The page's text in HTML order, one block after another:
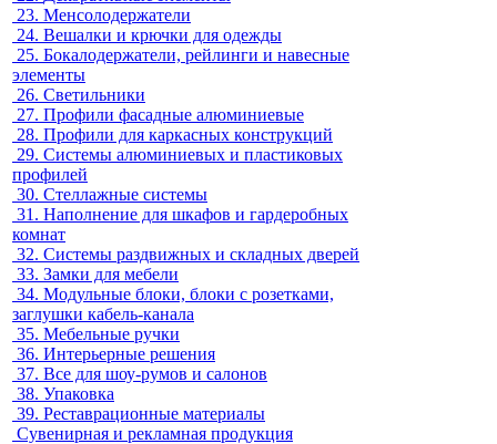
23. Менсолодержатели
24. Вешалки и крючки для одежды
25. Бокалодержатели, рейлинги и навесные
элементы
26. Светильники
27. Профили фасадные алюминиевые
28. Профили для каркасных конструкций
29. Системы алюминиевых и пластиковых
профилей
30. Стеллажные системы
31. Наполнение для шкафов и гардеробных
комнат
32. Системы раздвижных и складных дверей
33. Замки для мебели
34. Модульные блоки, блоки с розетками,
заглушки кабель-канала
35. Мебельные ручки
36. Интерьерные решения
37. Все для шоу-румов и салонов
38. Упаковка
39. Реставрационные материалы
Сувенирная и рекламная продукция